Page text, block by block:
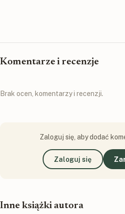
Komentarze i recenzje
Brak ocen, komentarzy i recenzji.
Zaloguj się, aby dodać
Zaloguj się
Inne książki autora